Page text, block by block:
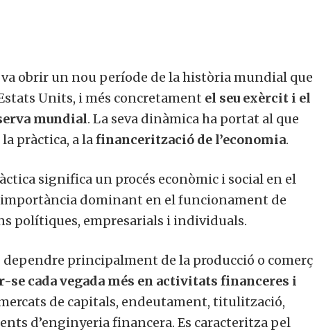
obrir un nou període de la història mundial que
Units, i més concretament el seu exèrcit i el
mundial. La seva dinàmica ha portat al que
pràctica, a lafinancerització de l’economia.
significa un procés econòmic i social en el
dominant en el funcionament de
polítiques, empresarials i individuals.
principalment de la producció o comerç
se cada vegada més en activitats financeres i
de capitals, endeutament, titulització,
d’enginyeria financera. Es caracteritza pel